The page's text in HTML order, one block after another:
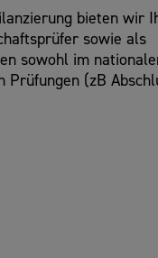
bieten wir
sowie als
sowohl im
(zB